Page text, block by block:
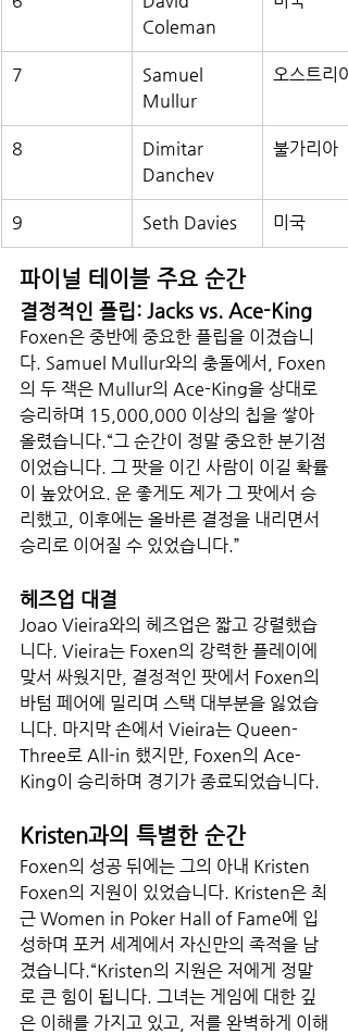
Coleman
7
Samuel
Mullur
오스트리아
8
Dimitar
Danchev
불가리아
9 Seth Davies 미국
파이널 테이블 주요 순간
결정적인 플립: Jacks vs. Ace-King
Foxen은 중반에 중요한 플립을 이겼습니
다. Samuel Mullur와의 충돌에서, Foxen
의 두 잭은 Mullur의 Ace-King을 상대로
승리하며 15,000,000 이상의 칩을 쌓아
올렸습니다.“그 순간이 정말 중요한 분기점
이었습니다. 그 팟을 이긴 사람이 이길 확률
이 높았어요. 운 좋게도 제가 그 팟에서 승
리했고, 이후에는 올바른 결정을 내리면서
승리로 이어질 수 있었습니다.”
헤즈업 대결
Joao Vieira와의 헤즈업은 짧고 강렬했습
니다. Vieira는 Foxen의 강력한 플레이에
맞서 싸웠지만, 결정적인 팟에서 Foxen의
바텀 페어에 밀리며 스택 대부분을 잃었습
니다. 마지막 손에서 Vieira는 Queen-
Three로 All-in 했지만, Foxen의 Ace-
King이 승리하며 경기가 종료되었습니다.
Kristen과의 특별한 순간
Foxen의 성공 뒤에는 그의 아내 Kristen
Foxen의 지원이 있었습니다. Kristen은 최
근 Women in Poker Hall of Fame에 입
성하며 포커 세계에서 자신만의 족적을 남
겼습니다.“Kristen의 지원은 저에게 정말
로 큰 힘이 됩니다. 그녀는 게임에 대한 깊
은 이해를 가지고 있고, 저를 완벽하게 이해